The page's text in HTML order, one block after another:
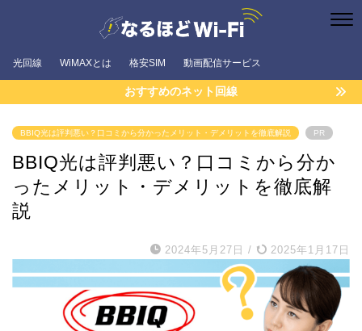
光回線 WiMAXとは 格安SIM 動画配信サービス
おすすめのネット回線
BBIQ光は評判悪い？口コミから分かったメリット・デメリットを徹底解説 PR
BBIQ光は評判悪い？口コミから分か
ったメリット・デメリットを徹底解
説
2024年5月27日 / 2025年1月17日